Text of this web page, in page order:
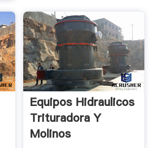
Equipos Hidraulicos
Trituradora Y
Molinos